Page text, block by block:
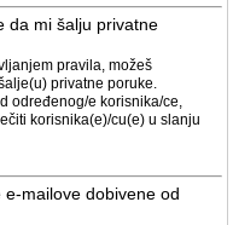
da mi šalju privatne
pravila, možeš
privatne poruke.
određenog/e korisnika/ce,
korisnika(e)/cu(e) u slanju
mailove dobivene od